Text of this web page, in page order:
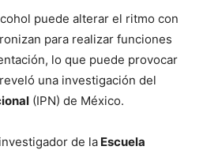
puede alterar el ritmo con
para realizar funciones
lo que puede provocar
una investigación del
(IPN) de México.
de la Escuela